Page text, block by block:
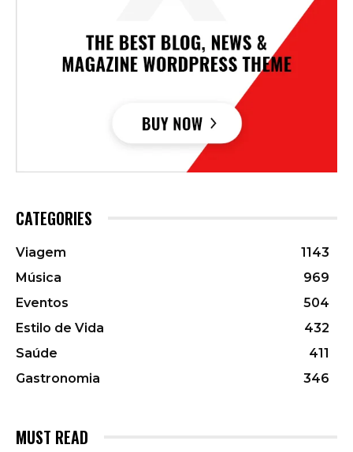
CATEGORIES
Viagem
1143
Música
969
Eventos
504
Estilo de Vida
432
Saúde
411
Gastronomia
346
MUST READ